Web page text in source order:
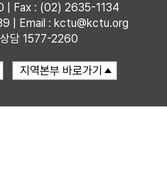
| Fax : (02) 2635-1134
| Email : kctu@kctu.org
상담 1577-2260